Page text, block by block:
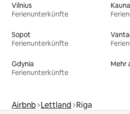
Vilnius
Ferienunterkünfte
Sopot
Ferienunterkünfte
Gdynia
Ferienunterkünfte
Mehr
Airbnb Lettland Riga